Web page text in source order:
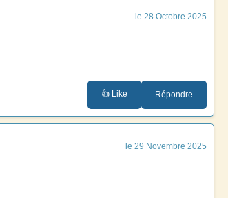
le 28 Octobre 2025
👍 Like Répondre
le 29 Novembre 2025